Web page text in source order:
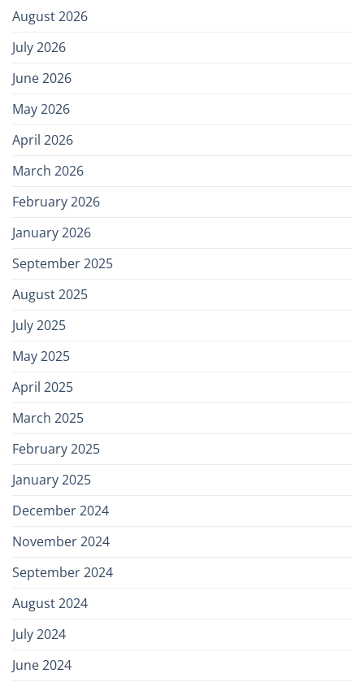
August 2026
July 2026
June 2026
May 2026
April 2026
March 2026
February 2026
January 2026
September 2025
August 2025
July 2025
May 2025
April 2025
March 2025
February 2025
January 2025
December 2024
November 2024
September 2024
August 2024
July 2024
June 2024